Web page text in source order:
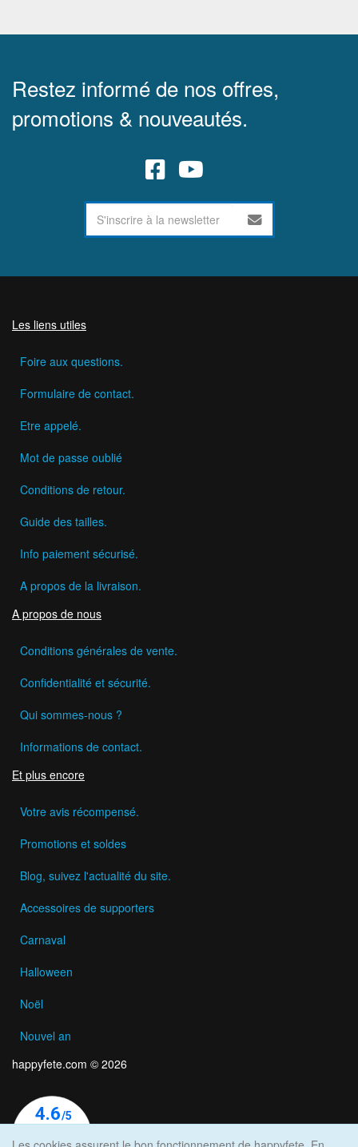
Restez informé de nos offres,
promotions & nouveautés.
Les liens utiles
Foire aux questions.
Formulaire de contact.
Etre appelé.
Mot de passe oublié
Conditions de retour.
Guide des tailles.
Info paiement sécurisé.
A propos de la livraison.
A propos de nous
Conditions générales de vente.
Confidentialité et sécurité.
Qui sommes-nous ?
Informations de contact.
Et plus encore
Votre avis récompensé.
Promotions et soldes
Blog, suivez l'actualité du site.
Accessoires de supporters
Carnaval
Halloween
Noël
Nouvel an
happyfete.com © 2026